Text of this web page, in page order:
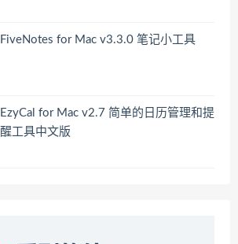
FiveNotes for Mac v3.3.0 笔记小工具
EzyCal for Mac v2.7 简单的日历管理和提
醒工具中文版